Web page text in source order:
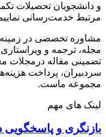
و دانشجویان تحصیلات
مرتبط خدمت‌رسانی
مشاوره تخصصی در زمینه‌ی
مجله، ترجمه و
تضمینی مقاله درمجلات
سردبیران، پرداخت
مجموعه ماست.
لینک های مهم
بازنگری و